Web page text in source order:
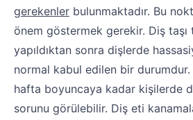
gerekenler bulunmaktadır. Bu
önem göstermek gerekir. Diş taşı
yapıldıktan sonra dişlerde
normal kabul edilen bir
hafta boyuncaya kadar kişilerde
sorunu görülebilir. Diş eti